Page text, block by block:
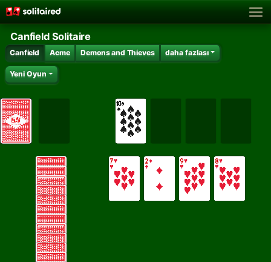
Canfield Solitaire
Canfield Acme Demons and Thieves daha fazlası
Yeni Oyun